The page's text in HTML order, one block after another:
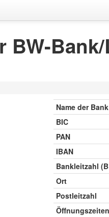
BW-
Name der Bank
BIC
PAN
IBAN
Bankleitzahl
Ort
Postleitzahl
Öffnungszeiten